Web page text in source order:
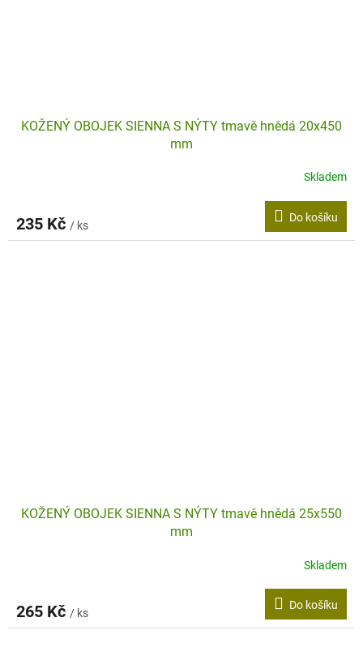
KOŽENÝ OBOJEK SIENNA S NÝTY tmavě hnědá 20x450
mm
Skladem
235 Kč / ks
Do košíku
KOŽENÝ OBOJEK SIENNA S NÝTY tmavě hnědá 25x550
mm
Skladem
265 Kč / ks
Do košíku